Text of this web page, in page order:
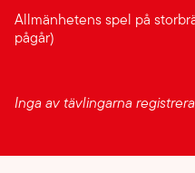
Allmänhetens spel på
pågår)
Inga av tävlingarna